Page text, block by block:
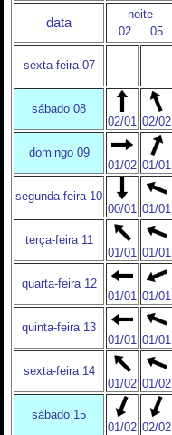
data
noite
02
05
sexta-feira 07
sábado 08
02/01 02/02
domingo 09
01/02 01/01
segunda-feira 10
00/01 01/01
terça-feira 11
01/01 01/01
quarta-feira 12
01/01 01/01
quinta-feira 13
01/01 01/01
sexta-feira 14
01/02 01/02
sábado 15
01/02 02/02